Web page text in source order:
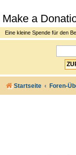
Make a
Eine kleine Spende für den
Startseite Foren-